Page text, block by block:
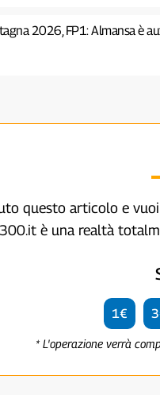
2026, FP1: Almansa è
questo articolo e
è una realtà
1€
* L'operazione verrà